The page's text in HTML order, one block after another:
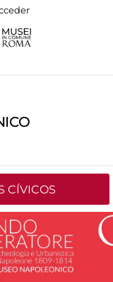
CÍVICOS